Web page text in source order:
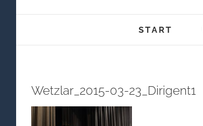
START
Wetzlar_2015-03-23_Dirigent1